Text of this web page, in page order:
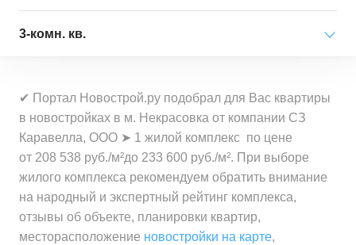
Средняя цена
за 1 м²
от 232 000 ₽
Минимальная цена
за 1 м²
от 208 500 ₽
Средняя цена
за 1 м²
от 232 100 ₽
Минимальная цена от 7 678 000 ₽
Средняя цена
за квартиру
от 7 678 000 ₽
Минимальная цена
за 1 м²
от 230 500 ₽
Средняя цена
за 1 м²
3-комн. кв.
за квартиру
Средняя цена
за квартиру
от 13 768 000 ₽
Минимальная цена
за 1 м²
от 224 700 ₽
✔ Портал Новострой.ру подобрал для Вас квартиры
в новостройках в м. Некрасовка от компании СЗ
Каравелла, ООО ➤ 1 жилой комплекс по цене
от 208 538 руб./м²до 233 600 руб./м². При выборе
жилого комплекса рекомендуем обратить внимание
на народный и экспертный рейтинг комплекса,
отзывы об объекте, планировки квартир,
месторасположение новостройки на карте,